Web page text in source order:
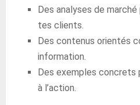
Des analyses de
tes clients.
Des contenus orientés
information.
Des exemples concrets
à l’action.